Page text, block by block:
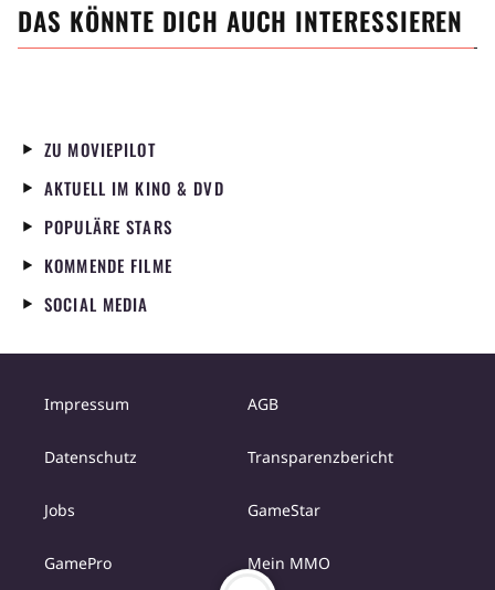
DAS KÖNNTE DICH AUCH INTERESSIEREN
ZU MOVIEPILOT
AKTUELL IM KINO & DVD
POPULÄRE STARS
KOMMENDE FILME
SOCIAL MEDIA
Impressum AGB
Datenschutz Transparenzbericht
Jobs GameStar
GamePro Mein MMO